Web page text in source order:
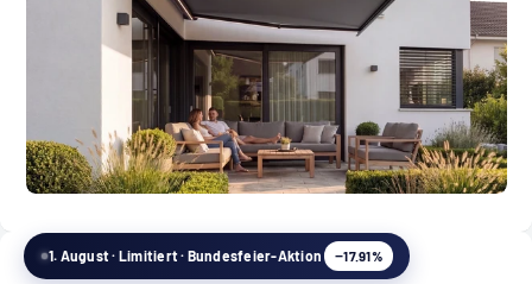
1. August · Limitiert · Bundesfeier-Aktion −17.91%